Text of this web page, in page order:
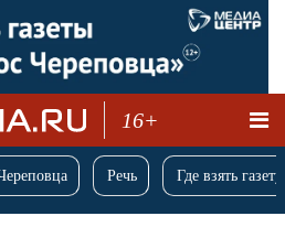
16+
Речь Где взять